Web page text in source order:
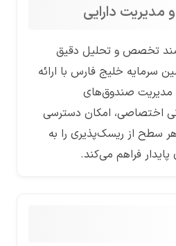
مدیریت دارایی
تخصص و تحلیل دقیق
خلیج فارس با ارائه
صندوق‌های
اختصاصی، امکان دسترسی
سطح از ریسک‌پذیری را به
پایدار فراهم می‌کند.